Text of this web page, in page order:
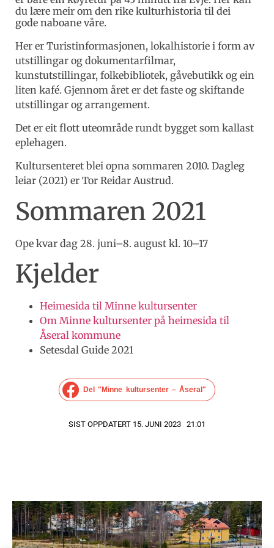
du lære meir om den rike kulturhistoria til dei
gode naboane våre.
Her er Turistinformasjonen, lokalhistorie i form av
utstillingar og dokumentarfilmar,
kunstutstillingar, folkebibliotek, gåvebutikk og ein
liten kafé. Gjennom året er det faste og skiftande
utstillingar og arrangement.
Det er eit flott uteområde rundt bygget som kallast
eplehagen.
Kultursenteret blei opna sommaren 2010. Dagleg
leiar (2021) er Tor Reidar Austrud.
Sommaren 2021
Ope kvar dag 28. juni–8. august kl. 10–17
Kjelder
Heimesida til Minne kultursenter
Om Minne kultursenter på heimesida til
Åseral kommune
Setesdal Guide 2021
Del "Minne kultursenter – Åseral"
SIST OPPDATERT 15. JUNI 2023 21:01